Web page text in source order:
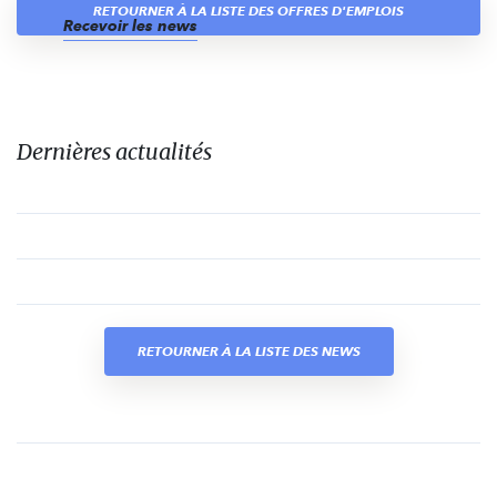
Recevoir les news
RETOURNER À LA LISTE DES OFFRES D'EMPLOIS
Dernières actualités
RETOURNER À LA LISTE DES NEWS